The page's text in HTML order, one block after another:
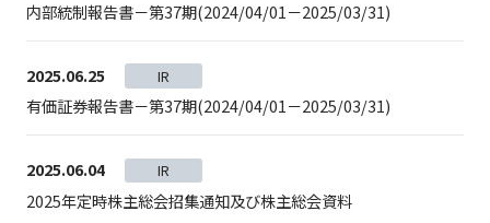
内部統制報告書－第37期(2024/04/01－2025/03/31)
2025.06.25 IR
有価証券報告書－第37期(2024/04/01－2025/03/31)
2025.06.04 IR
2025年定時株主総会招集通知及び株主総会資料